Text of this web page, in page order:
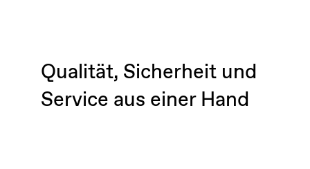
Qualität, Sicherheit und
Service aus einer Hand